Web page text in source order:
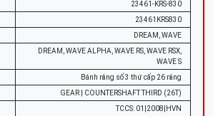
23461-KRS-830
23461KRS830
DREAM, WAVE
DREAM, WAVE ALPHA, WAVE RS, WAVE RSX,
WAVE S
Bánh răng số 3 thứ cấp 26 răng
GEAR | COUNTERSHAFT THIRD (26T)
TCCS: 01|2008|HVN